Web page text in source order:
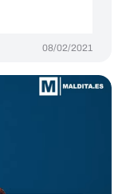
08/02/2021